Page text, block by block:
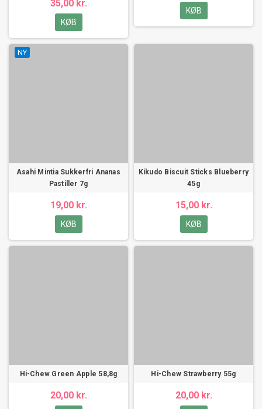
35,00 kr.
KØB
KØB
NY
Asahi Mintia Sukkerfri Ananas
Pastiller 7g
19,00 kr.
KØB
Kikudo Biscuit Sticks Blueberry
45g
15,00 kr.
KØB
Hi-Chew Green Apple 58,8g
20,00 kr.
Hi-Chew Strawberry 55g
20,00 kr.